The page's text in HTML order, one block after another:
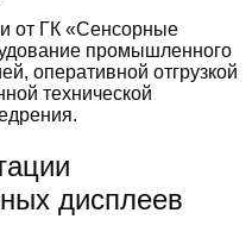
от ГК «Сенсорные
промышленного
оперативной отгрузкой
технической
дисплеев